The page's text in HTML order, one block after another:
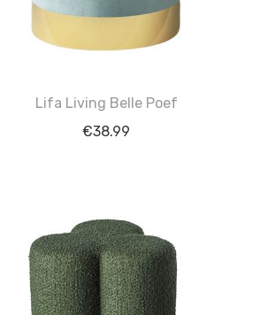
Lifa Living Belle Poef
€38.99